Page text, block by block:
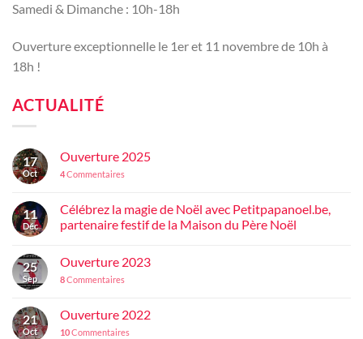
Samedi & Dimanche : 10h-18h
Ouverture exceptionnelle le 1er et 11 novembre de 10h à
18h !
ACTUALITÉ
17
Oct
Ouverture 2025
4Commentaires
11
Déc
Célébrez la magie de Noël avec Petitpapanoel.be,
partenaire festif de la Maison du Père Noël
25
Sep
Ouverture 2023
8Commentaires
21
Oct
Ouverture 2022
10Commentaires